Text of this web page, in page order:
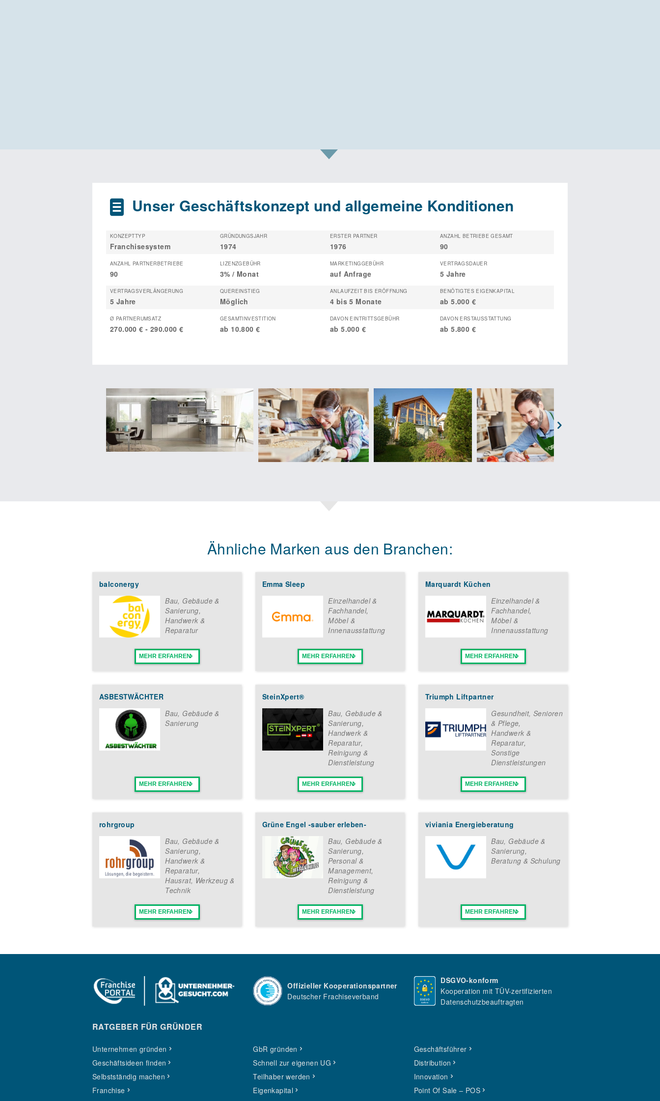
Unser Geschäftskonzept und allgemeine Konditionen
KONZEPTTYP
Franchisesystem
GRÜNDUNGSJAHR
1974
ERSTER PARTNER
1976
ANZAHL BETRIEBE GESAMT
90
ANZAHL PARTNERBETRIEBE
90
LIZENZGEBÜHR
3% / Monat
MARKETINGGEBÜHR
auf Anfrage
VERTRAGSDAUER
5 Jahre
VERTRAGSVERLÄNGERUNG
5 Jahre
QUEREINSTIEG
Möglich
ANLAUFZEIT BIS ERÖFFNUNG
4 bis 5 Monate
BENÖTIGTES EIGENKAPITAL
ab 5.000 €
Ø PARTNERUMSATZ
270.000 € - 290.000 €
GESAMTINVESTITION
ab 10.800 €
DAVON EINTRITTSGEBÜHR
ab 5.000 €
DAVON ERSTAUSSTATTUNG
ab 5.800 €
Next
Ähnliche Marken aus den Branchen:
balconergy
Bau, Gebäude &
Sanierung,
Handwerk &
Reparatur
MEHR ERFAHREN
Emma Sleep
Einzelhandel &
Fachhandel,
Möbel &
Innenausstattung
MEHR ERFAHREN
Marquardt Küchen
Einzelhandel &
Fachhandel,
Möbel &
Innenausstattung
MEHR ERFAHREN
ASBESTWÄCHTER
Bau, Gebäude &
Sanierung
MEHR ERFAHREN
SteinXpert®
Bau, Gebäude &
Sanierung,
Handwerk &
Reparatur,
Reinigung &
Dienstleistung
MEHR ERFAHREN
Triumph Liftpartner
Gesundheit, Senioren
& Pflege,
Handwerk &
Reparatur,
Sonstige
Dienstleistungen
MEHR ERFAHREN
rohrgroup
Bau, Gebäude &
Sanierung,
Handwerk &
Reparatur,
Hausrat, Werkzeug &
Technik
MEHR ERFAHREN
Grüne Engel -sauber erleben-
Bau, Gebäude &
Sanierung,
Personal &
Management,
Reinigung &
Dienstleistung
MEHR ERFAHREN
viviania Energieberatung
Bau, Gebäude &
Sanierung,
Beratung & Schulung
MEHR ERFAHREN
Offizieller Kooperationspartner
Deutscher Frachiseverband
DSGVO-konform
Kooperation mit TÜV-zertifizierten
Datenschutzbeauftragten
RATGEBER FÜR GRÜNDER
Unternehmen gründen
Geschäftsideen finden
Selbstständig machen
Franchise
GbR gründen
Schnell zur eigenen UG
Teilhaber werden
Eigenkapital
Geschäftsführer
Distribution
Innovation
Point Of Sale – POS